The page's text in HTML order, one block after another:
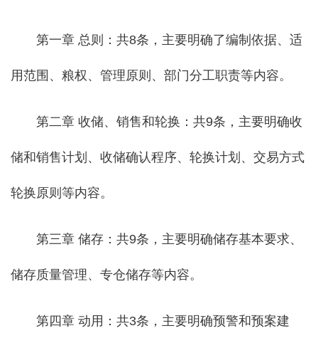
第一章 总则：共8条，主要明确了编制依据、适
用范围、粮权、管理原则、部门分工职责等内容。
第二章 收储、销售和轮换：共9条，主要明确收
储和销售计划、收储确认程序、轮换计划、交易方式
轮换原则等内容。
第三章 储存：共9条，主要明确储存基本要求、
储存质量管理、专仓储存等内容。
第四章 动用：共3条，主要明确预警和预案建